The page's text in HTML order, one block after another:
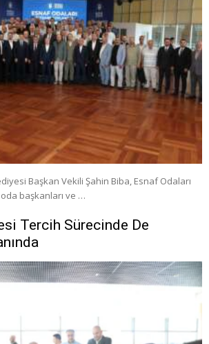
Başkan Vekili Şahin Biba, Esnaf Odaları
oda başkanları ve …
Tercih Sürecinde De